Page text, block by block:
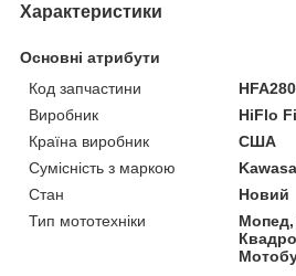
Характеристики
Основні атрибути
Код запчастини
Виробник
HiFlo
Країна виробник
США
Сумісність з маркою
Стан
Новий
Тип мототехніки
Мопед,